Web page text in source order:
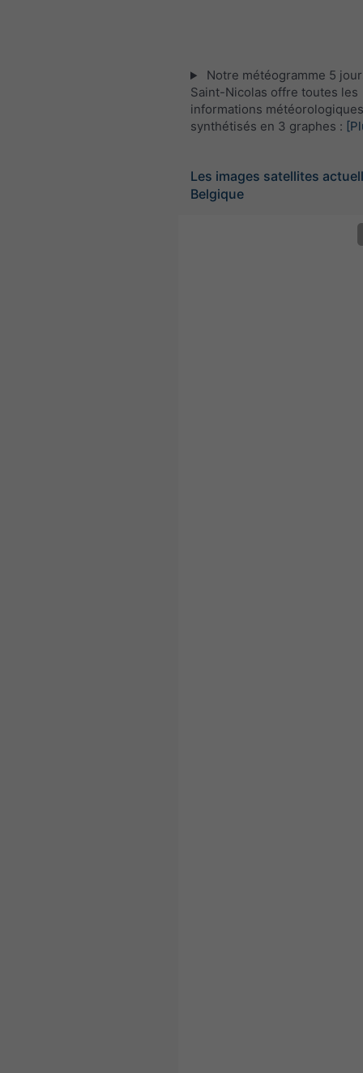
Notre météogramme 5
Saint-Nicolas offre toutes les
informations météorologiques
synthétisés en 3 graphes :
Les images satellites
Belgique